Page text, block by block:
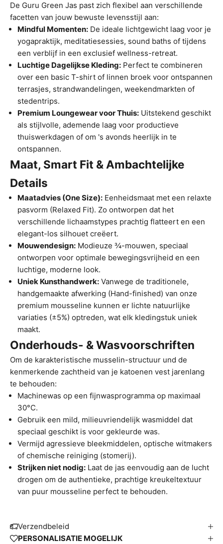
De Guru Green Jas past zich flexibel aan verschillende
facetten van jouw bewuste levensstijl aan:
Mindful Momenten: De ideale lichtgewicht laag voor je
yogapraktijk, meditatiesessies, sound baths of tijdens
een verblijf in een exclusief wellness-retreat.
Luchtige Dagelijkse Kleding: Perfect te combineren
over een basic T-shirt of linnen broek voor ontspannen
terrasjes, strandwandelingen, weekendmarkten of
stedentrips.
Premium Loungewear voor Thuis: Uitstekend geschikt
als stijlvolle, ademende laag voor productieve
thuiswerkdagen of om 's avonds heerlijk in te
ontspannen.
Maat, Smart Fit & Ambachtelijke
Details
Maatadvies (One Size): Eenheidsmaat met een relaxte
pasvorm (Relaxed Fit). Zo ontworpen dat het
verschillende lichaamstypes prachtig flatteert en een
elegant-los silhouet creëert.
Mouwendesign: Modieuze ¾-mouwen, speciaal
ontworpen voor optimale bewegingsvrijheid en een
luchtige, moderne look.
Uniek Kunsthandwerk: Vanwege de traditionele,
handgemaakte afwerking (Hand-finished) van onze
premium mousseline kunnen er lichte natuurlijke
variaties (±5%) optreden, wat elk kledingstuk uniek
maakt.
Onderhouds- & Wasvoorschriften
Om de karakteristische musselin-structuur und de
kenmerkende zachtheid van je katoenen vest jarenlang
te behouden:
Machinewas op een fijnwasprogramma op maximaal
30°C.
Gebruik een mild, milieuvriendelijk wasmiddel dat
speciaal geschikt is voor gekleurde was.
Vermijd agressieve bleekmiddelen, optische witmakers
of chemische reiniging (stomerij).
Strijken niet nodig: Laat de jas eenvoudig aan de lucht
drogen om de authentieke, prachtige kreukeltextuur
van puur mousseline perfect te behouden.
Verzendbeleid
PERSONALISATIE MOGELIJK